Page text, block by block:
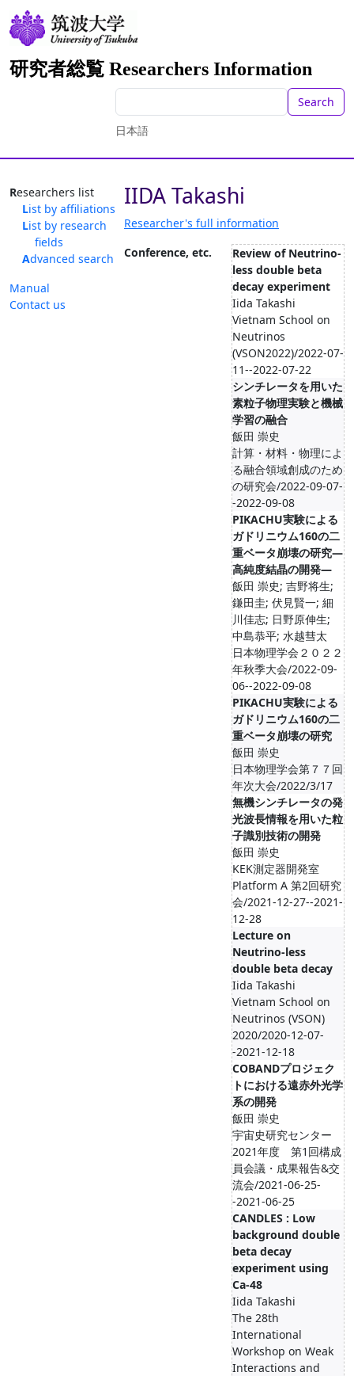
研究者総覧 Researchers Information
Search
日本語
Researchers list
List by affiliations
List by research
fields
Advanced search
Manual
Contact us
IIDA Takashi
Researcher's full information
Conference, etc.
Review of Neutrino-
less double beta
decay experiment
Iida Takashi
Vietnam School on
Neutrinos
(VSON2022)/2022-07-
11--2022-07-22
シンチレータを用いた
素粒子物理実験と機械
学習の融合
飯田 崇史
計算・材料・物理によ
る融合領域創成のため
の研究会/2022-09-07-
-2022-09-08
PIKACHU実験による
ガドリニウム160の二
重ベータ崩壊の研究―
高純度結晶の開発―
飯田 崇史; 吉野将生;
鎌田圭; 伏見賢一; 細
川佳志; 日野原伸生;
中島恭平; 水越彗太
日本物理学会２０２２
年秋季大会/2022-09-
06--2022-09-08
PIKACHU実験による
ガドリニウム160の二
重ベータ崩壊の研究
飯田 崇史
日本物理学会第７７回
年次大会/2022/3/17
無機シンチレータの発
光波長情報を用いた粒
子識別技術の開発
飯田 崇史
KEK測定器開発室
Platform A 第2回研究
会/2021-12-27--2021-
12-28
Lecture on
Neutrino-less
double beta decay
Iida Takashi
Vietnam School on
Neutrinos (VSON)
2020/2020-12-07-
-2021-12-18
COBANDプロジェク
トにおける遠赤外光学
系の開発
飯田 崇史
宇宙史研究センター
2021年度 第1回構成
員会議・成果報告&交
流会/2021-06-25-
-2021-06-25
CANDLES : Low
background double
beta decay
experiment using
Ca-48
Iida Takashi
The 28th
International
Workshop on Weak
Interactions and